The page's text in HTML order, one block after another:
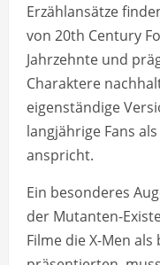
Erzählansätze
von 20th Century
Jahrzehnte und
Charaktere
eigenständige
langjährige Fans
anspricht.
Ein besonderes
der Mutanten-
Filme die X-Men